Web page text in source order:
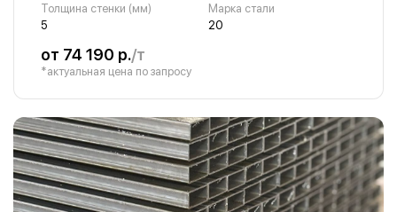
Толщина стенки (мм)
5
Марка стали
20
от 74 190 р./т
*актуальная цена по запросу